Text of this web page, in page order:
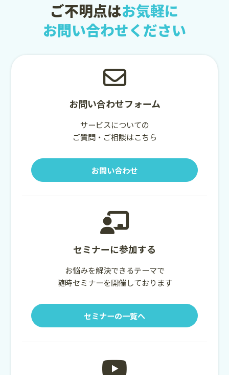
ご不明点はお気軽に
お問い合わせください
お問い合わせフォーム
サービスについての
ご質問・ご相談はこちら
お問い合わせ
セミナーに参加する
お悩みを解決できるテーマで
随時セミナーを開催しております
セミナーの一覧へ